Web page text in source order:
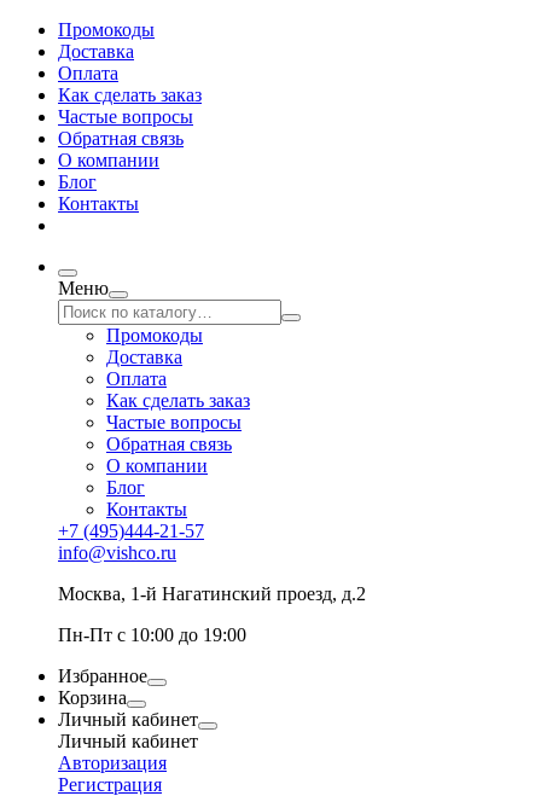
Промокоды
Доставка
Оплата
Как сделать заказ
Частые вопросы
Обратная связь
О компании
Блог
Контакты
Меню
Промокоды
Доставка
Оплата
Как сделать заказ
Частые вопросы
Обратная связь
О компании
Блог
Контакты
+7 (495)444-21-57
info@vishco.ru
Москва, 1-й Нагатинский проезд, д.2
Пн-Пт с 10:00 до 19:00
Избранное
Корзина
Личный кабинет
Личный кабинет
Авторизация
Регистрация